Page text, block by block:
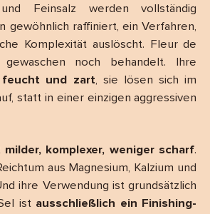
Feinsalz werden vollständig
gewöhnlich raffiniert, ein Verfahren,
Komplexität auslöscht. Fleur de
noch behandelt. Ihre
feucht und zart, sie lösen sich im
statt in einer einzigen aggressiven
milder, komplexer, weniger scharf.
aus Magnesium, Kalzium und
ihre Verwendung ist grundsätzlich
ist ausschließlich ein Finishing-